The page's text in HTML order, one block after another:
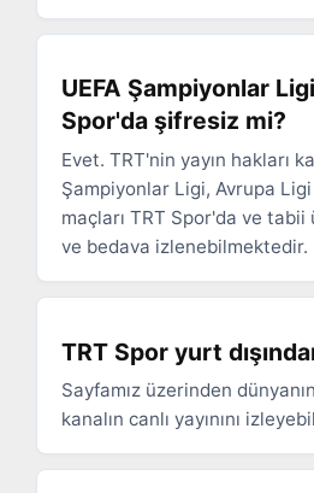
UEFA Şampiyonlar
Spor'da şifresiz mi?
Evet. TRT'nin yayın hakları
Şampiyonlar Ligi, Avrupa
maçları TRT Spor'da ve
ve bedava izlenebilmektedir.
TRT Spor yurt
Sayfamız üzerinden
kanalın canlı yayınını